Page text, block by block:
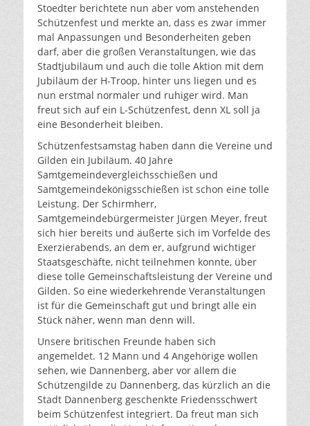
Stoedter berichtete nun aber vom anstehenden
Schützenfest und merkte an, dass es zwar immer
mal Anpassungen und Besonderheiten geben
darf, aber die großen Veranstaltungen, wie das
Stadtjubiläum und auch die tolle Aktion mit dem
Jubiläum der H-Troop, hinter uns liegen und es
nun erstmal normaler und ruhiger wird. Man
freut sich auf ein L-Schützenfest, denn XL soll ja
eine Besonderheit bleiben.
Schützenfestsamstag haben dann die Vereine und
Gilden ein Jubiläum. 40 Jahre
Samtgemeindevergleichsschießen und
Samtgemeindekönigsschießen ist schon eine tolle
Leistung. Der Schirmherr,
Samtgemeindebürgermeister Jürgen Meyer, freut
sich hier bereits und äußerte sich im Vorfelde des
Exerzierabends, an dem er, aufgrund wichtiger
Staatsgeschäfte, nicht teilnehmen konnte, über
diese tolle Gemeinschaftsleistung der Vereine und
Gilden. So eine wiederkehrende Veranstaltungen
ist für die Gemeinschaft gut und bringt alle ein
Stück näher, wenn man denn will.
Unsere britischen Freunde haben sich
angemeldet. 12 Mann und 4 Angehörige wollen
sehen, wie Dannenberg, aber vor allem die
Schützengilde zu Dannenberg, das kürzlich an die
Stadt Dannenberg geschenkte Friedensschwert
beim Schützenfest integriert. Da freut man sich